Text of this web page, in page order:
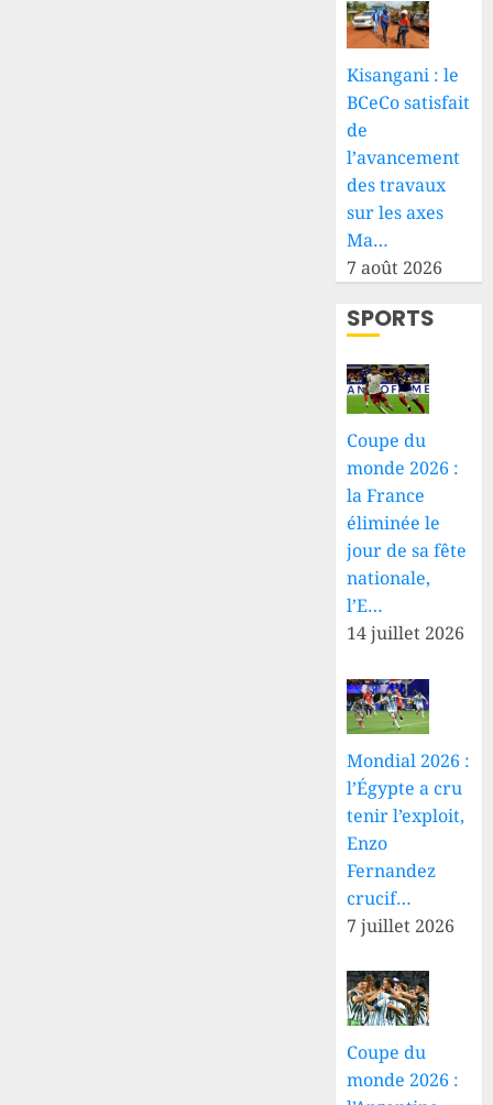
Kisangani : le
BCeCo satisfait
de
l’avancement
des travaux
sur les axes
Ma…
7 août 2026
SPORTS
Coupe du
monde 2026 :
la France
éliminée le
jour de sa fête
nationale,
l’E…
14 juillet 2026
Mondial 2026 :
l’Égypte a cru
tenir l’exploit,
Enzo
Fernandez
crucif…
7 juillet 2026
Coupe du
monde 2026 :